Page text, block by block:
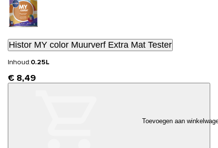
Histor MY color Muurverf Extra Mat Tester
Inhoud:0.25L
€ 8,49
Toevoegen aan